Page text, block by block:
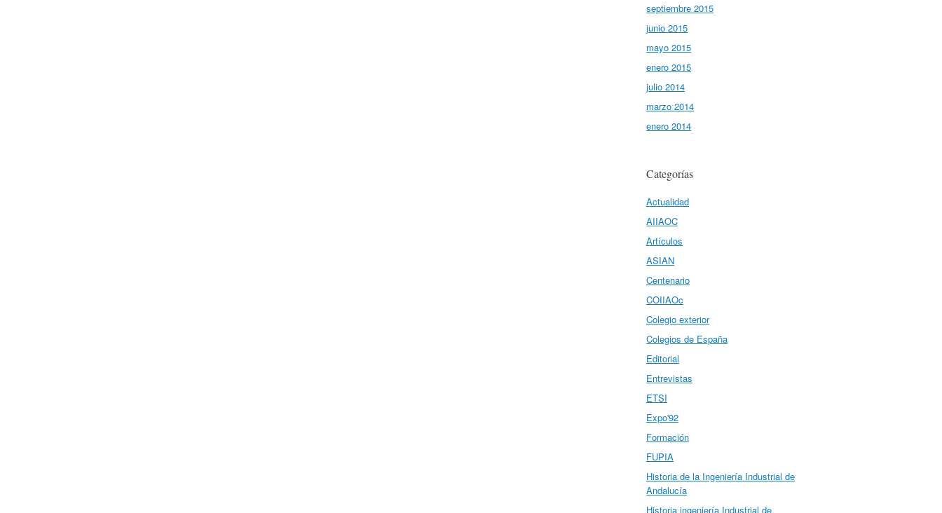
septiembre 2015
junio 2015
mayo 2015
enero 2015
julio 2014
marzo 2014
enero 2014
Categorías
Actualidad
AIIAOC
Artículos
ASIAN
Centenario
COIIAOc
Colegio exterior
Colegios de España
Editorial
Entrevistas
ETSI
Expo'92
Formación
FUPIA
Historia de la Ingeniería Industrial de
Andalucía
Historia ingeniería Industrial de